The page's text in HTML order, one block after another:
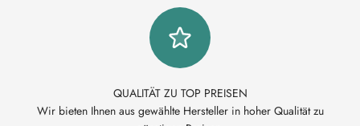
QUALITÄT ZU TOP PREISEN
Wir bieten Ihnen aus gewählte Hersteller in hoher Qualität zu